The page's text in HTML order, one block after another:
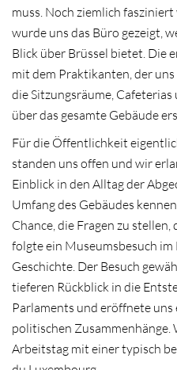
muss. Noch ziemlich
wurde uns das Büro gezeigt,
Blick über Brüssel bietet. Die
mit dem Praktikanten, der
die Sitzungsräume,
über das gesamte Gebäude
Für die Öffentlichkeit
standen uns offen und wir
Einblick in den Alltag der
Umfang des Gebäudes
Chance, die Fragen zu
folgte ein Museumsbesuch im
Geschichte. Der Besuch
tieferen Rückblick in die
Parlaments und eröffnete uns
politischen
Arbeitstag mit einer typisch